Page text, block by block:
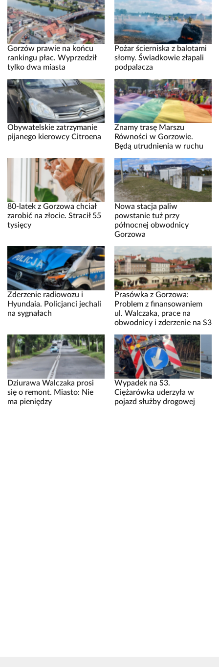
Gorzów prawie na końcu
rankingu płac. Wyprzedził
tylko dwa miasta
Pożar ścierniska z balotami
słomy. Świadkowie złapali
podpalacza
Obywatelskie zatrzymanie
pijanego kierowcy Citroena
Znamy trasę Marszu
Równości w Gorzowie.
Będą utrudnienia w ruchu
80-latek z Gorzowa chciał
zarobić na złocie. Stracił 55
tysięcy
Nowa stacja paliw
powstanie tuż przy
północnej obwodnicy
Gorzowa
Zderzenie radiowozu i
Hyundaia. Policjanci jechali
na sygnałach
Prasówka z Gorzowa:
Problem z finansowaniem
ul. Walczaka, prace na
obwodnicy i zderzenie na S3
Dziurawa Walczaka prosi
się o remont. Miasto: Nie
ma pieniędzy
Wypadek na S3.
Ciężarówka uderzyła w
pojazd służby drogowej